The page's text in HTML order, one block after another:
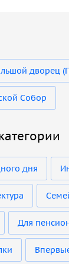
дворец
Собор
дня
Для